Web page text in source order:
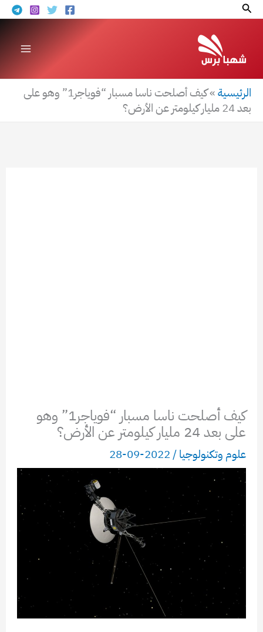
تخطيالبحث
الرئيسية»
كيف أصلحت ناسا مسبار “فوياجر1” وهو على
بعد 24 مليار كيلومتر عن الأرض؟
كيف أصلحت ناسا مسبار “فوياجر1” وهو
على بعد 24 مليار كيلومتر عن الأرض؟
علوم وتكنولوجيا/
2022-09-28